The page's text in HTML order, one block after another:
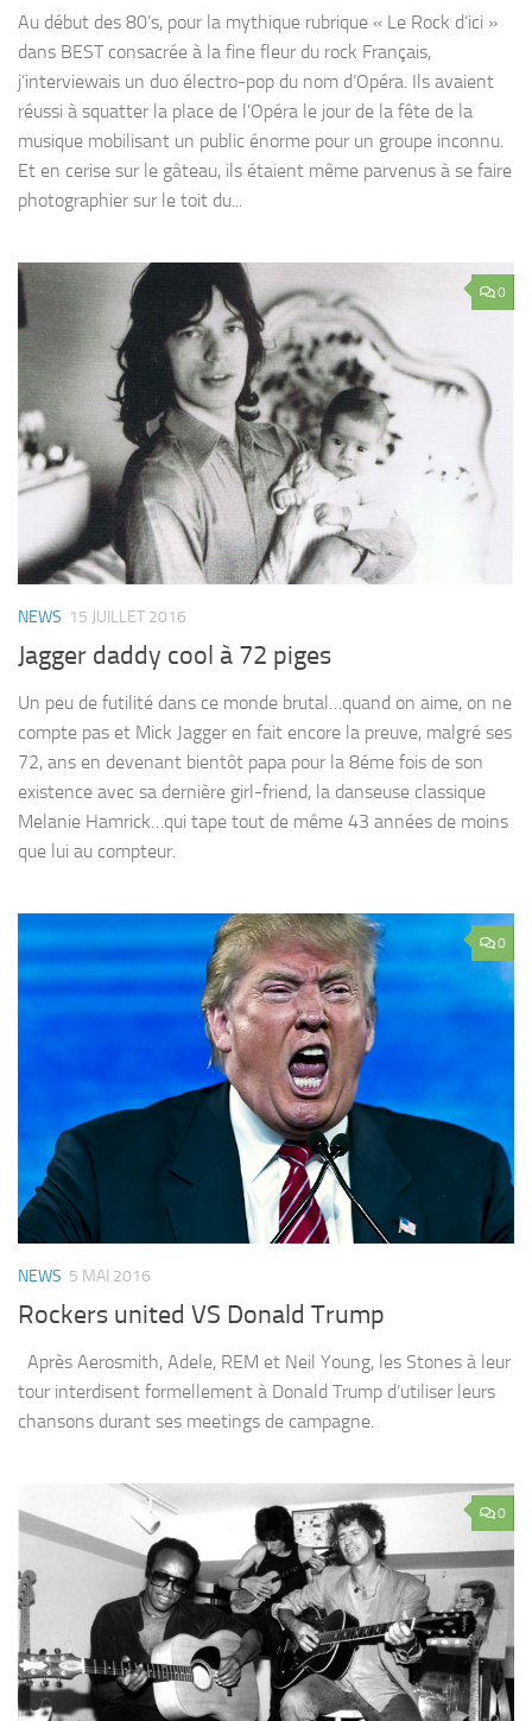
Au début des 80’s, pour la mythique rubrique « Le Rock d’ici »
dans BEST consacrée à la fine fleur du rock Français,
j’interviewais un duo électro-pop du nom d’Opéra. Ils avaient
réussi à squatter la place de l’Opéra le jour de la fête de la
musique mobilisant un public énorme pour un groupe inconnu.
Et en cerise sur le gâteau, ils étaient même parvenus à se faire
photographier sur le toit du...
0
NEWS 15 JUILLET 2016
Jagger daddy cool à 72 piges
Un peu de futilité dans ce monde brutal…quand on aime, on ne
compte pas et Mick Jagger en fait encore la preuve, malgré ses
72, ans en devenant bientôt papa pour la 8éme fois de son
existence avec sa dernière girl-friend, la danseuse classique
Melanie Hamrick…qui tape tout de même 43 années de moins
que lui au compteur.
0
NEWS 5 MAI 2016
Rockers united VS Donald Trump
Après Aerosmith, Adele, REM et Neil Young, les Stones à leur
tour interdisent formellement à Donald Trump d’utiliser leurs
chansons durant ses meetings de campagne.
0